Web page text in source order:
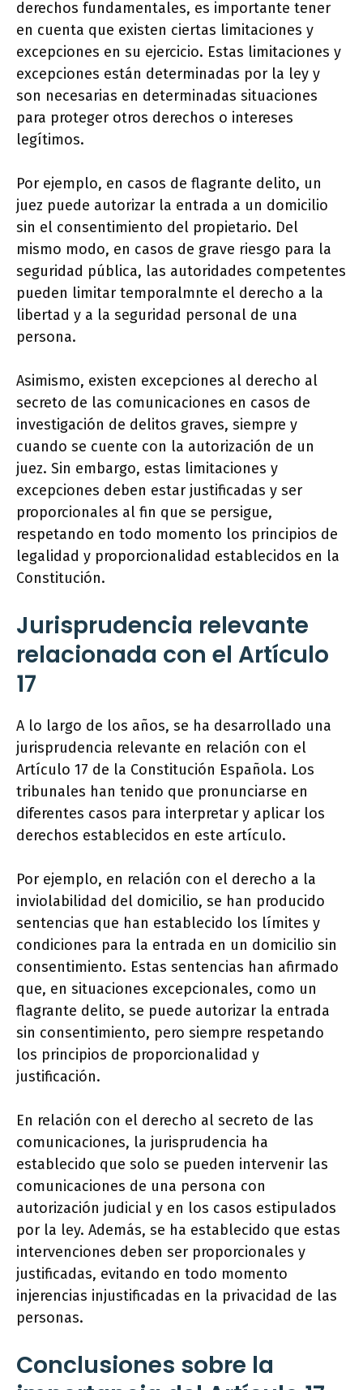
derechos fundamentales, es importante tener
en cuenta que existen ciertas limitaciones y
excepciones en su ejercicio. Estas limitaciones y
excepciones están determinadas por la ley y
son necesarias en determinadas situaciones
para proteger otros derechos o intereses
legítimos.
Por ejemplo, en casos de flagrante delito, un
juez puede autorizar la entrada a un domicilio
sin el consentimiento del propietario. Del
mismo modo, en casos de grave riesgo para la
seguridad pública, las autoridades competentes
pueden limitar temporalmnte el derecho a la
libertad y a la seguridad personal de una
persona.
Asimismo, existen excepciones al derecho al
secreto de las comunicaciones en casos de
investigación de delitos graves, siempre y
cuando se cuente con la autorización de un
juez. Sin embargo, estas limitaciones y
excepciones deben estar justificadas y ser
proporcionales al fin que se persigue,
respetando en todo momento los principios de
legalidad y proporcionalidad establecidos en la
Constitución.
Jurisprudencia relevante
relacionada con el Artículo
17
A lo largo de los años, se ha desarrollado una
jurisprudencia relevante en relación con el
Artículo 17 de la Constitución Española. Los
tribunales han tenido que pronunciarse en
diferentes casos para interpretar y aplicar los
derechos establecidos en este artículo.
Por ejemplo, en relación con el derecho a la
inviolabilidad del domicilio, se han producido
sentencias que han establecido los límites y
condiciones para la entrada en un domicilio sin
consentimiento. Estas sentencias han afirmado
que, en situaciones excepcionales, como un
flagrante delito, se puede autorizar la entrada
sin consentimiento, pero siempre respetando
los principios de proporcionalidad y
justificación.
En relación con el derecho al secreto de las
comunicaciones, la jurisprudencia ha
establecido que solo se pueden intervenir las
comunicaciones de una persona con
autorización judicial y en los casos estipulados
por la ley. Además, se ha establecido que estas
intervenciones deben ser proporcionales y
justificadas, evitando en todo momento
injerencias injustificadas en la privacidad de las
personas.
Conclusiones sobre la